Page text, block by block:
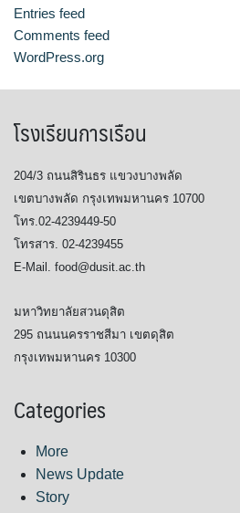
Entries feed
Comments feed
WordPress.org
โรงเรียนการเรือน
204/3 ถนนสิรินธร แขวงบางพลัด
เขตบางพลัด กรุงเทพมหานคร 10700
โทร.02-4239449-50
โทรสาร. 02-4239455
E-Mail. food@dusit.ac.th
มหาวิทยาลัยสวนดุสิต
295 ถนนนครราชสีมา เขตดุสิต
กรุงเทพมหานคร 10300
Categories
More
News Update
Story